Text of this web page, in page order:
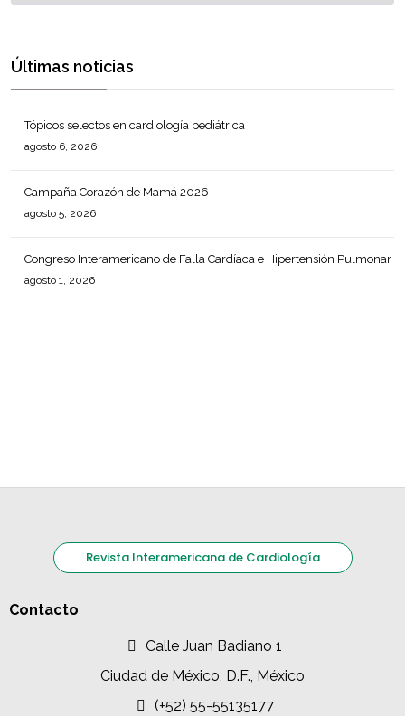
Últimas noticias
Tópicos selectos en cardiología pediátrica
agosto 6, 2026
Campaña Corazón de Mamá 2026
agosto 5, 2026
Congreso Interamericano de Falla Cardíaca e Hipertensión Pulmonar
agosto 1, 2026
Revista Interamericana de Cardiología
Contacto
Calle Juan Badiano 1
Ciudad de México, D.F., México
(+52) 55-55135177